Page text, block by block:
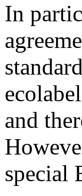
In
and
special